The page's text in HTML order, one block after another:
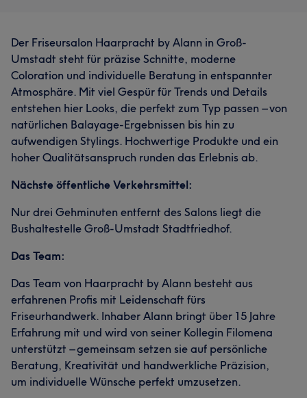
Der Friseursalon Haarpracht by Alann in Groß-
Umstadt steht für präzise Schnitte, moderne
Coloration und individuelle Beratung in entspannter
Atmosphäre. Mit viel Gespür für Trends und Details
entstehen hier Looks, die perfekt zum Typ passen – von
natürlichen Balayage-Ergebnissen bis hin zu
aufwendigen Stylings. Hochwertige Produkte und ein
hoher Qualitätsanspruch runden das Erlebnis ab.
Nächste öffentliche Verkehrsmittel:
Nur drei Gehminuten entfernt des Salons liegt die
Bushaltestelle Groß-Umstadt Stadtfriedhof.
Das Team:
Das Team von Haarpracht by Alann besteht aus
erfahrenen Profis mit Leidenschaft fürs
Friseurhandwerk. Inhaber Alann bringt über 15 Jahre
Erfahrung mit und wird von seiner Kollegin Filomena
unterstützt – gemeinsam setzen sie auf persönliche
Beratung, Kreativität und handwerkliche Präzision,
um individuelle Wünsche perfekt umzusetzen.